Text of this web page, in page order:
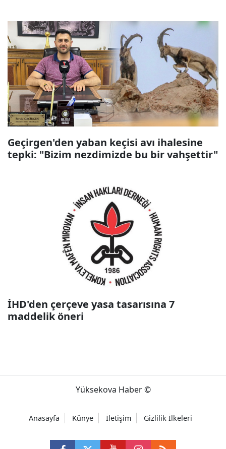
Geçirgen'den yaban keçisi avı ihalesine
tepki: "Bizim nezdimizde bu bir vahşettir"
İHD'den çerçeve yasa tasarısına 7
maddelik öneri
Yüksekova Haber ©
Anasayfa Künye İletişim Gizlilik İlkeleri